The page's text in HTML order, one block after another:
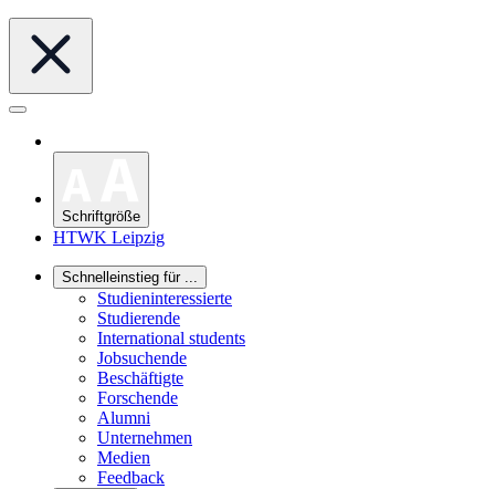
Schriftgröße
HTWK Leipzig
Schnelleinstieg für ...
Studieninteressierte
Studierende
International students
Jobsuchende
Beschäftigte
Forschende
Alumni
Unternehmen
Medien
Feedback